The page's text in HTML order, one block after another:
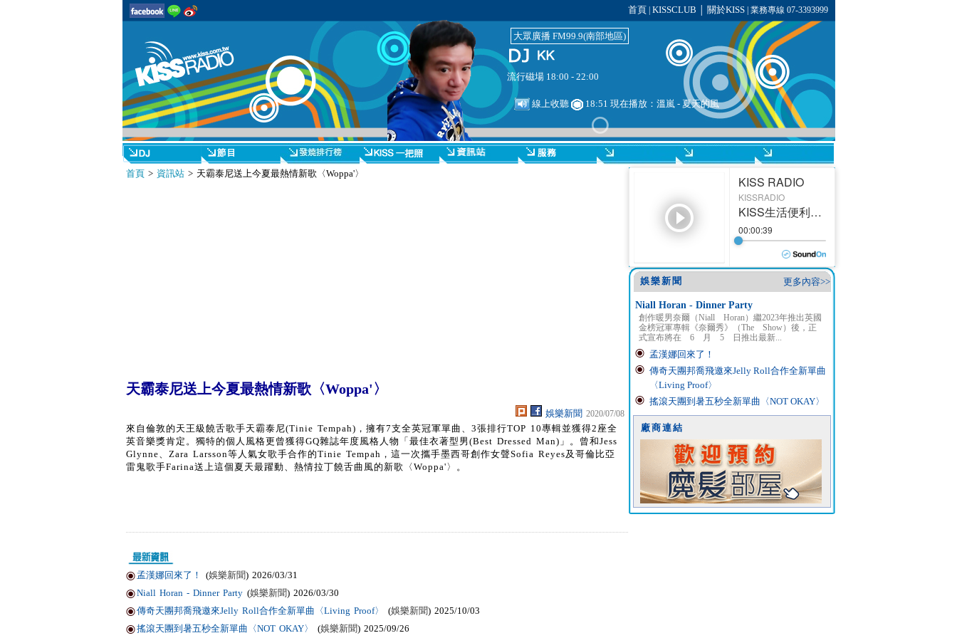
首頁 KISSCLUB 關於KISS| 業務專線 07-3393999
大眾廣播 FM99.9(南部地區)
流行磁場 18:00 - 22:00
線上收聽 18:51 現在播放： 溫嵐- 夏天的風
首頁> 資訊站> 天霸泰尼送上今夏最熱情新歌〈Woppa'〉
天霸泰尼送上今夏最熱情新歌〈Woppa'〉
娛樂新聞 2020/07/08
來自倫敦的天王級饒舌歌手天霸泰尼(Tinie Tempah)，擁有7支全英冠軍單曲、3張排行TOP 10專輯並獲得2座全
英音樂獎肯定。獨特的個人風格更曾獲得GQ雜誌年度風格人物「最佳衣著型男(Best Dressed Man)」。曾和Jess
Glynne、Zara Larsson等人氣女歌手合作的Tinie Tempah，這一次攜手墨西哥創作女聲Sofia Reyes及哥倫比亞
雷鬼歌手Farina送上這個夏天最躍動、熱情拉丁饒舌曲風的新歌〈Woppa'〉。
孟漢娜回來了！ (娛樂新聞) 2026/03/31
Niall Horan - Dinner Party (娛樂新聞) 2026/03/30
傳奇天團邦喬飛邀來Jelly Roll合作全新單曲〈Living Proof〉
(娛樂新聞) 2025/10/03
搖滾天團到暑五秒全新單曲〈NOT OKAY〉
(娛樂新聞) 2025/09/26
更多內容>>
娛樂新聞
Niall Horan - Dinner Party
創作暖男奈爾（Niall Horan）繼2023年推出英國
金榜冠軍專輯《奈爾秀》（The Show）後，正
式宣布將在 6 月 5 日推出最新...
孟漢娜回來了！
傳奇天團邦喬飛邀來Jelly Roll合作全新單曲
〈Living Proof〉
搖滾天團到暑五秒全新單曲〈NOT OKAY〉
廠商連結